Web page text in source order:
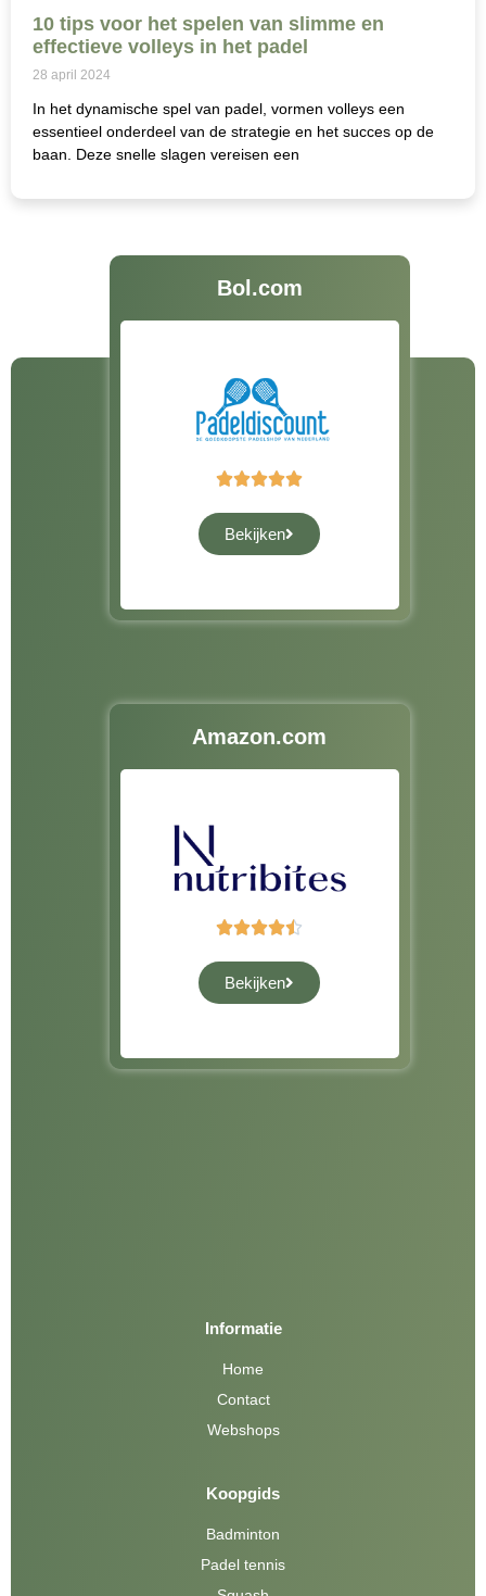
10 tips voor het spelen van slimme en
effectieve volleys in het padel
28 april 2024
In het dynamische spel van padel, vormen volleys een
essentieel onderdeel van de strategie en het succes op de
baan. Deze snelle slagen vereisen een
Bol.com

Bekijken
Amazon.com

Bekijken
Informatie
Home
Contact
Webshops
Koopgids
Badminton
Padel tennis